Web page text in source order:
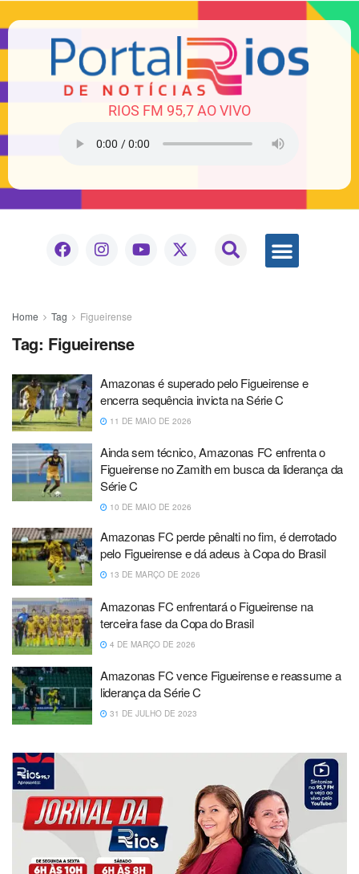
RIOS FM 95,7 AO VIVO
Home Tag Figueirense
Tag: Figueirense
Amazonas é superado pelo Figueirense e
encerra sequência invicta na Série C
11 DE MAIO DE 2026
Ainda sem técnico, Amazonas FC enfrenta o
Figueirense no Zamith em busca da liderança da
Série C
10 DE MAIO DE 2026
Amazonas FC perde pênalti no fim, é derrotado
pelo Figueirense e dá adeus à Copa do Brasil
13 DE MARÇO DE 2026
Amazonas FC enfrentará o Figueirense na
terceira fase da Copa do Brasil
4 DE MARÇO DE 2026
Amazonas FC vence Figueirense e reassume a
liderança da Série C
31 DE JULHO DE 2023